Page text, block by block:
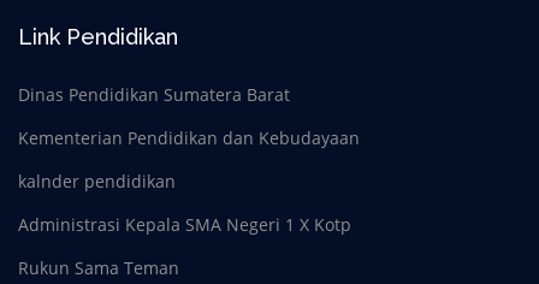
Link Pendidikan
Dinas Pendidikan Sumatera Barat
Kementerian Pendidikan dan Kebudayaan
kalnder pendidikan
Administrasi Kepala SMA Negeri 1 X Kotp
Rukun Sama Teman